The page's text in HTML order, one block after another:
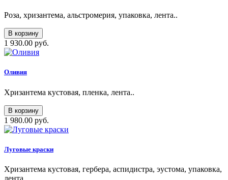
Роза, хризантема, альстромерия, упаковка, лента..
В корзину
1 930.00 руб.
Оливия
Хризантема кустовая, пленка, лента..
В корзину
1 980.00 руб.
Луговые краски
Хризантема кустовая, гербера, аспидистра, эустома, упаковка,
лента..